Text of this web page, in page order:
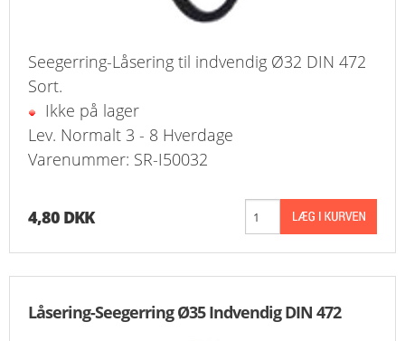
Seegerring-Låsering til indvendig Ø32 DIN 472
Sort.
Ikke på lager
Lev. Normalt 3 - 8 Hverdage
Varenummer: SR-I50032
4,80 DKK
Låsering-Seegerring Ø35 Indvendig DIN 472